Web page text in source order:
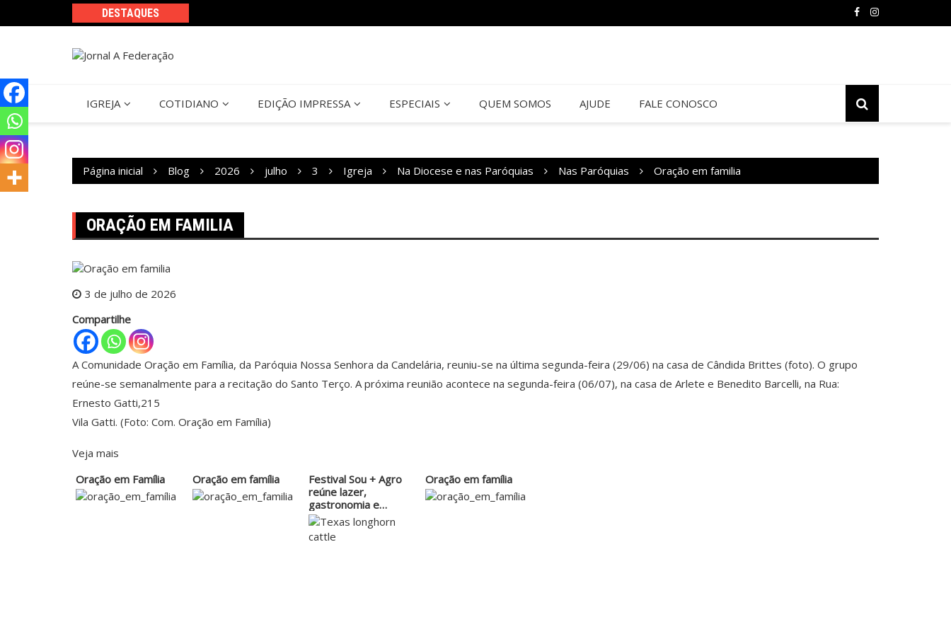
DESTAQUES
IGREJA COTIDIANO EDIÇÃO IMPRESSA ESPECIAIS QUEM SOMOS AJUDE FALE CONOSCO
Página inicial Blog 2026 julho 3 Igreja Na Diocese e nas Paróquias Nas Paróquias Oração em familia
ORAÇÃO EM FAMILIA
3 de julho de 2026
Compartilhe
A Comunidade Oração em Família, da Paróquia Nossa Senhora da Candelária, reuniu-se na última segunda-feira (29/06) na casa de Cândida Brittes (foto). O grupo
reúne-se semanalmente para a recitação do Santo Terço. A próxima reunião acontece na segunda-feira (06/07), na casa de Arlete e Benedito Barcelli, na Rua:
Ernesto Gatti,215
Vila Gatti. (Foto: Com. Oração em Família)
Veja mais
Oração em Família
Oração em família
Festival Sou + Agro
reúne lazer,
gastronomia e…
Oração em família